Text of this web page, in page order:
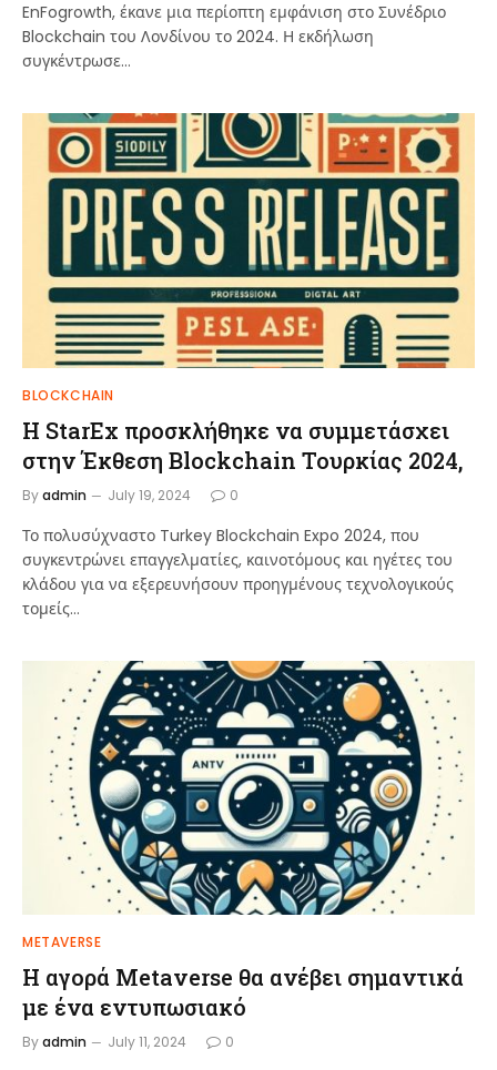
EnFogrowth, έκανε μια περίοπτη εμφάνιση στο Συνέδριο
Blockchain του Λονδίνου το 2024. Η εκδήλωση
συγκέντρωσε…
BLOCKCHAIN
Η StarEx προσκλήθηκε να συμμετάσχει
στην Έκθεση Blockchain Τουρκίας 2024,
Byadmin July 19, 2024 0
Το πολυσύχναστο Turkey Blockchain Expo 2024, που
συγκεντρώνει επαγγελματίες, καινοτόμους και ηγέτες του
κλάδου για να εξερευνήσουν προηγμένους τεχνολογικούς
τομείς…
METAVERSE
Η αγορά Metaverse θα ανέβει σημαντικά
με ένα εντυπωσιακό
Byadmin July 11, 2024 0